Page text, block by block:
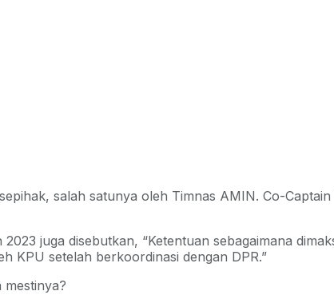
salah satunya oleh Timnas AMIN. Co-
juga disebutkan, “Ketentuan sebagaimana
KPU setelah berkoordinasi dengan DPR.”
mestinya?